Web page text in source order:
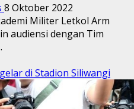
8 Oktober 2022
Militer Letkol Arm
audiensi dengan Tim
di Stadion Siliwangi